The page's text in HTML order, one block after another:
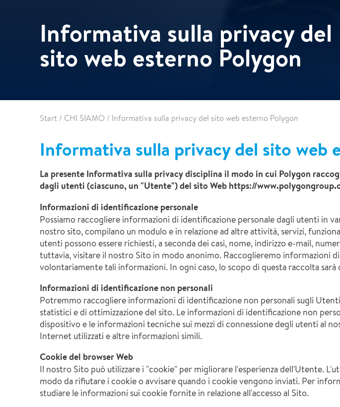
Bonifica Amianto
Informativa sulla privacy del
sito web esterno Polygon
Start / CHI SIAMO / Informativa sulla privacy del sito web esterno Polygon
Informativa sulla privacy del sito web
La presente Informativa sulla privacy disciplina il modo in cui Polygon
dagli utenti (ciascuno, un "Utente") del sito Web https://
Informazioni di identificazione personale
Possiamo raccogliere informazioni di identificazione personale dagli utenti in
nostro sito, compilano un modulo e in relazione ad altre attività, servizi,
utenti possono essere richiesti, a seconda dei casi, nome, indirizzo e-mail,
tuttavia, visitare il nostro Sito in modo anonimo. Raccoglieremo informazioni
volontariamente tali informazioni. In ogni caso, lo scopo di questa raccolta
Informazioni di identificazione non personali
Potremmo raccogliere informazioni di identificazione non personali sugli
statistici e di ottimizzazione del sito. Le informazioni di identificazione non
dispositivo e le informazioni tecniche sui mezzi di connessione degli utenti al
Internet utilizzati e altre informazioni simili.
Cookie del browser Web
Il nostro Sito può utilizzare i "cookie" per migliorare l'esperienza dell'Utente.
modo da rifiutare i cookie o avvisare quando i cookie vengono inviati. Per
studiare le informazioni sui cookie fornite in relazione all'accesso al Sito.